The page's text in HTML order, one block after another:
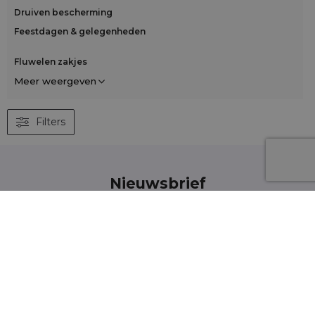
Druiven bescherming
Feestdagen & gelegenheden
Fluwelen zakjes
Meer weergeven
Filters
Nieuwsbrief